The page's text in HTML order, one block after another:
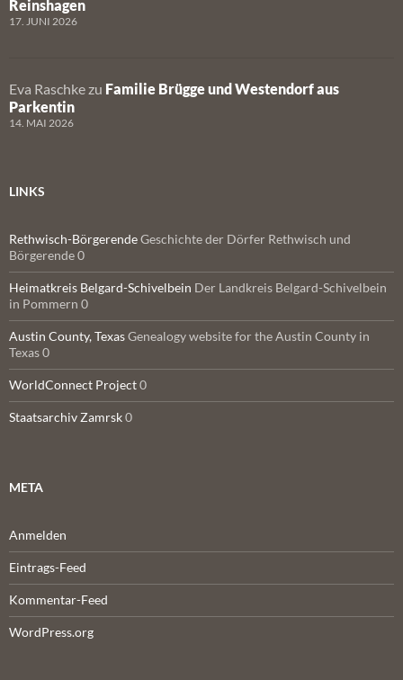
Reinshagen
17. JUNI 2026
Eva Raschke zu Familie Brügge und Westendorf aus
Parkentin
14. MAI 2026
LINKS
Rethwisch-BörgerendeGeschichte der Dörfer Rethwisch und
Börgerende 0
Heimatkreis Belgard-Schivelbein Der Landkreis Belgard-Schivelbein
in Pommern 0
Austin County, TexasGenealogy website for the Austin County in
Texas 0
WorldConnect Project0
Staatsarchiv Zamrsk0
META
Anmelden
Eintrags-Feed
Kommentar-Feed
WordPress.org